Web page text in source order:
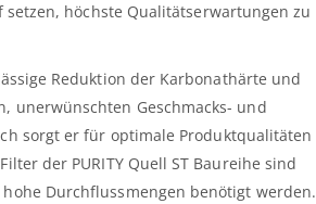
höchste Qualitätserwartungen zu
Reduktion der Karbonathärte und
unerwünschten Geschmacks- und
sorgt er für optimale Produktqualitäten
der PURITY Quell ST Baureihe sind
Durchflussmengen benötigt werden.